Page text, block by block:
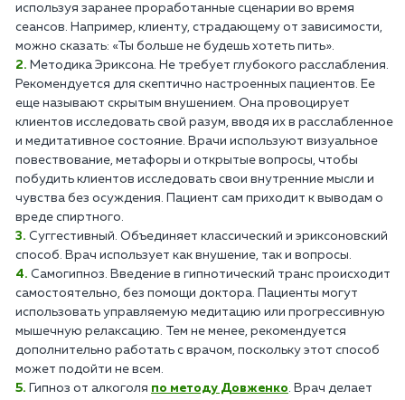
используя заранее проработанные сценарии во время
сеансов. Например, клиенту, страдающему от зависимости,
можно сказать: «Ты больше не будешь хотеть пить».
Методика Эриксона. Не требует глубокого расслабления.
Рекомендуется для скептично настроенных пациентов. Ее
еще называют скрытым внушением. Она провоцирует
клиентов исследовать свой разум, вводя их в расслабленное
и медитативное состояние. Врачи используют визуальное
повествование, метафоры и открытые вопросы, чтобы
побудить клиентов исследовать свои внутренние мысли и
чувства без осуждения. Пациент сам приходит к выводам о
вреде спиртного.
Суггестивный. Объединяет классический и эриксоновский
способ. Врач использует как внушение, так и вопросы.
Самогипноз. Введение в гипнотический транс происходит
самостоятельно, без помощи доктора. Пациенты могут
использовать управляемую медитацию или прогрессивную
мышечную релаксацию. Тем не менее, рекомендуется
дополнительно работать с врачом, поскольку этот способ
может подойти не всем.
Гипноз от алкоголя по методу Довженко . Врач делает